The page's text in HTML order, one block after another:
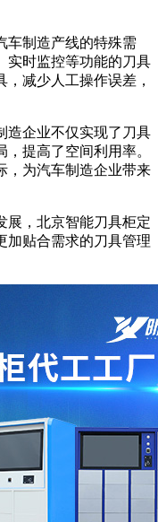
车制造产线的特殊需
实时监控等功能的刀具
减少人工操作误差，
企业不仅实现了刀具
提高了空间利用率。
，为汽车制造企业带来
，北京智能刀具柜定
加贴合需求的刀具管理